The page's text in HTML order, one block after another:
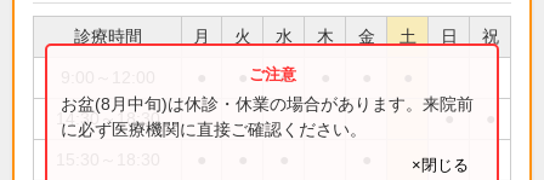
診療時間 月 火 水 木 金 土 日 祝
●
14:30～18:30 ●
お盆(8月中旬)は休診・休業の場合があります。来院前
に必ず医療機関に直接ご確認ください。
×閉じる